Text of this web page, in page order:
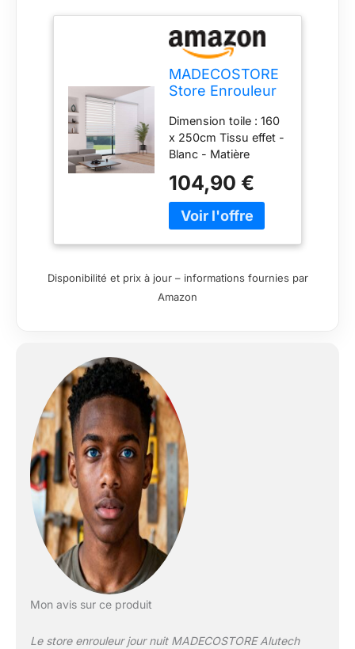
MADECOSTORE
Store Enrouleur
avec Coffre -
Gamme Must -
Blanc - L163 x
H250cm
Dimension toile : 160
x 250cm Tissu effet -
Blanc - Matière
Eponge humide
104,90 €
Disponibilité et prix à jour – informations fournies par
Amazon
Mon avis sur ce produit
Le store enrouleur jour nuit MADECOSTORE Alutech